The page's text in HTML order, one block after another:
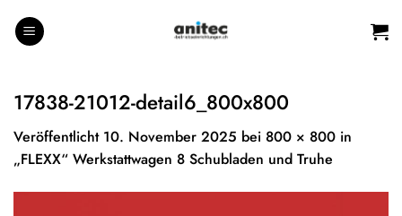
Inhalt
17838-21012-detail6_800x800
Veröffentlicht 10. November 2025 bei 800 × 800 in
„FLEXX“ Werkstattwagen 8 Schubladen und Truhe